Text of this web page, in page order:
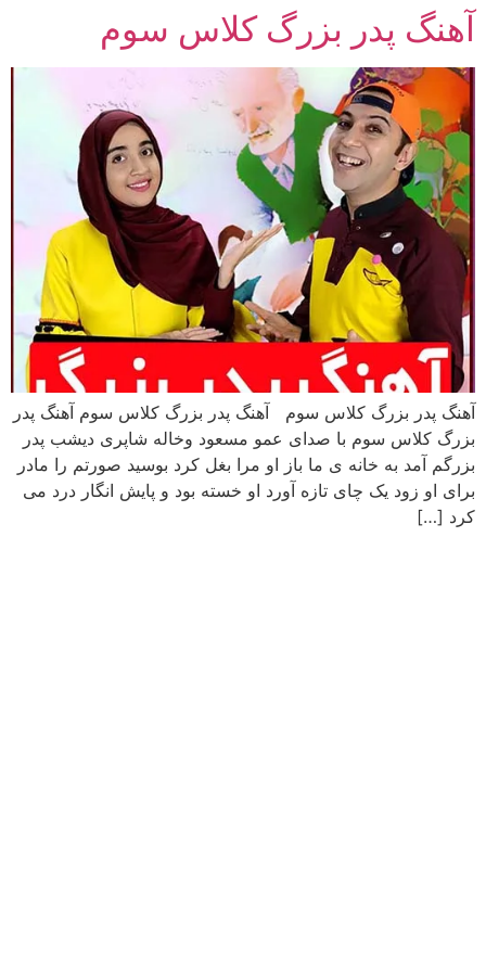
پرش
محتوا
آهنگ پدر بزرگ کلاس سوم
آهنگ پدر بزرگ کلاس سوم آهنگ پدر بزرگ کلاس سوم آهنگ پدر
بزرگ کلاس سوم با صدای عمو مسعود وخاله شاپری دیشب پدر
بزرگم آمد به خانه ی ما باز او مرا بغل کرد بوسید صورتم را مادر
برای او زود یک چای تازه آورد او خسته بود و پایش انگار درد می
کرد […]